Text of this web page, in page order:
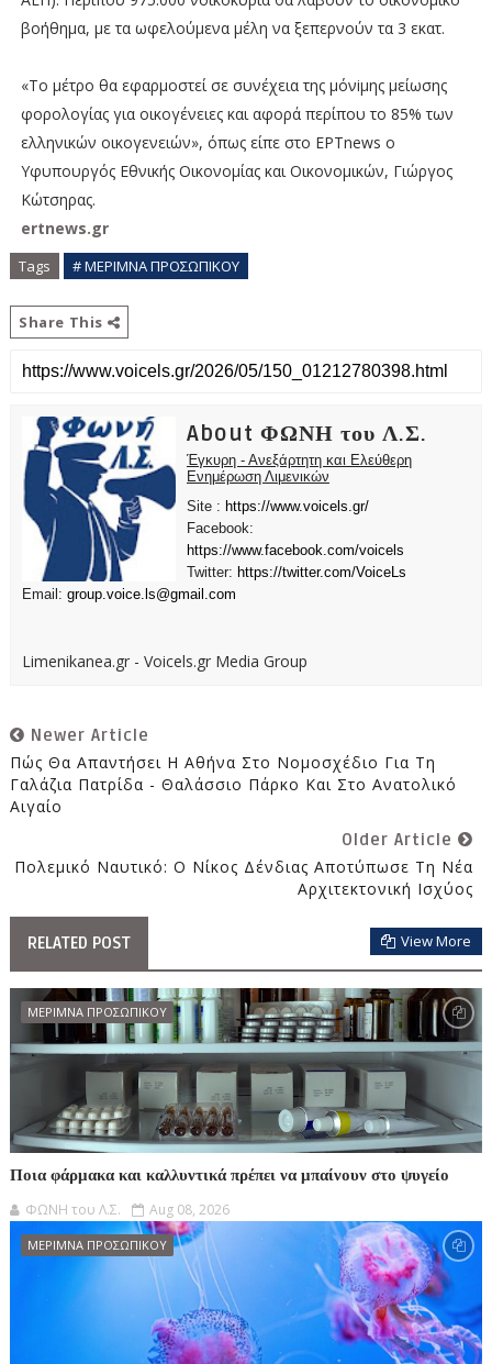
βοήθημα, με τα ωφελούμενα μέλη να ξεπερνούν τα 3 εκατ.
«Το μέτρο θα εφαρμοστεί σε συνέχεια της μόνiμης μείωσης
φορολογίας για οικογένειες και αφορά περίπου το 85% των
ελληνικών οικογενειών», όπως είπε στο ΕΡΤnews o
Υφυπουργός Εθνικής Οικονομίας και Οικονομικών, Γιώργος
Κώτσηρας.
ertnews.gr
Tags # ΜΕΡΙΜΝΑ ΠΡΟΣΩΠΙΚΟΥ
Share This
About ΦΩΝΗ του Λ.Σ.
Έγκυρη - Ανεξάρτητη και Ελεύθερη
Ενημέρωση Λιμενικών
Site : https://www.voicels.gr/
Facebook:
https://www.facebook.com/voicels
Twitter: https://twitter.com/VoiceLs
Email: group.voice.ls@gmail.com
Limenikanea.gr - Voicels.gr Media Group
Newer Article
Πώς Θα Απαντήσει Η Αθήνα Στο Νομοσχέδιο Για Τη
Γαλάζια Πατρίδα - Θαλάσσιο Πάρκο Και Στο Ανατολικό
Αιγαίο
Older Article
Πολεμικό Ναυτικό: Ο Νίκος Δένδιας Αποτύπωσε Τη Νέα
Αρχιτεκτονική Ισχύος
RELATED POST View More
ΜΕΡΙΜΝΑ ΠΡΟΣΩΠΙΚΟΥ
Ποια φάρμακα και καλλυντικά πρέπει να μπαίνουν στο ψυγείο
ΦΩΝΗ του Λ.Σ. Aug 08, 2026
ΜΕΡΙΜΝΑ ΠΡΟΣΩΠΙΚΟΥ